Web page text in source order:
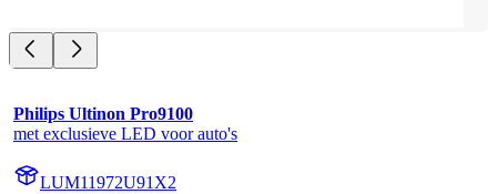
Philips Ultinon Pro9100
met exclusieve LED voor auto's
LUM11972U91X2